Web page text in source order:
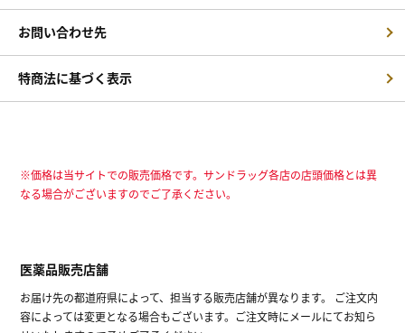
お問い合わせ先
特商法に基づく表示
※価格は当サイトでの販売価格です。サンドラッグ各店の店頭価格とは異
なる場合がございますのでご了承ください。
医薬品販売店舗
お届け先の都道府県によって、担当する販売店舗が異なります。 ご注文内
容によっては変更となる場合もございます。ご注文時にメールにてお知ら